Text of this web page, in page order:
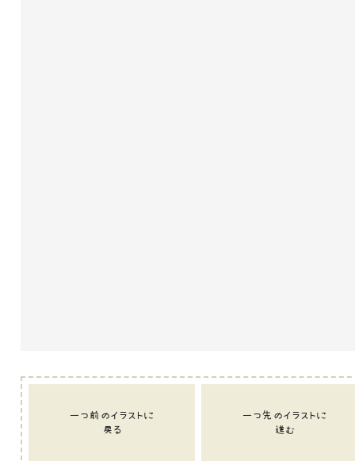
一つ前のイラストに
戻る
一つ先のイラストに
進む